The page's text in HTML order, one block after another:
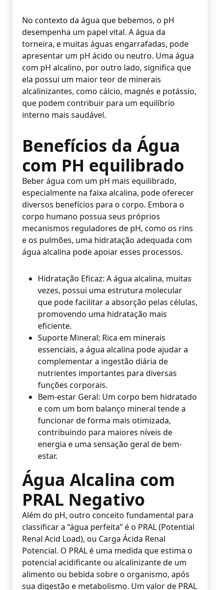
No contexto da água que bebemos, o pH
desempenha um papel vital. A água da
torneira, e muitas águas engarrafadas, pode
apresentar um pH ácido ou neutro. Uma água
com pH alcalino, por outro lado, significa que
ela possui um maior teor de minerais
alcalinizantes, como cálcio, magnés e potássio,
que podem contribuir para um equilíbrio
interno mais saudável.
Benefícios da Água
com PH equilibrado
Beber água com um pH mais equilibrado,
especialmente na faixa alcalina, pode oferecer
diversos benefícios para o corpo. Embora o
corpo humano possua seus próprios
mecanismos reguladores de pH, como os rins
e os pulmões, uma hidratação adequada com
água alcalina pode apoiar esses processos.
Hidratação Eficaz: A água alcalina, muitas
vezes, possui uma estrutura molecular
que pode facilitar a absorção pelas células,
promovendo uma hidratação mais
eficiente.
Suporte Mineral: Rica em minerais
essenciais, a água alcalina pode ajudar a
complementar a ingestão diária de
nutrientes importantes para diversas
funções corporais.
Bem-estar Geral: Um corpo bem hidratado
e com um bom balanço mineral tende a
funcionar de forma mais otimizada,
contribuindo para maiores níveis de
energia e uma sensação geral de bem-
estar.
Água Alcalina com
PRAL Negativo
Além do pH, outro conceito fundamental para
classificar a “água perfeita” é o PRAL (Potential
Renal Acid Load), ou Carga Ácida Renal
Potencial. O PRAL é uma medida que estima o
potencial acidificante ou alcalinizante de um
alimento ou bebida sobre o organismo, após
sua digestão e metabolismo. Um valor de PRAL